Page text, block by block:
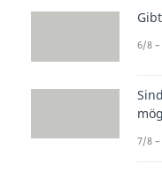
6/8 –
7/8 –